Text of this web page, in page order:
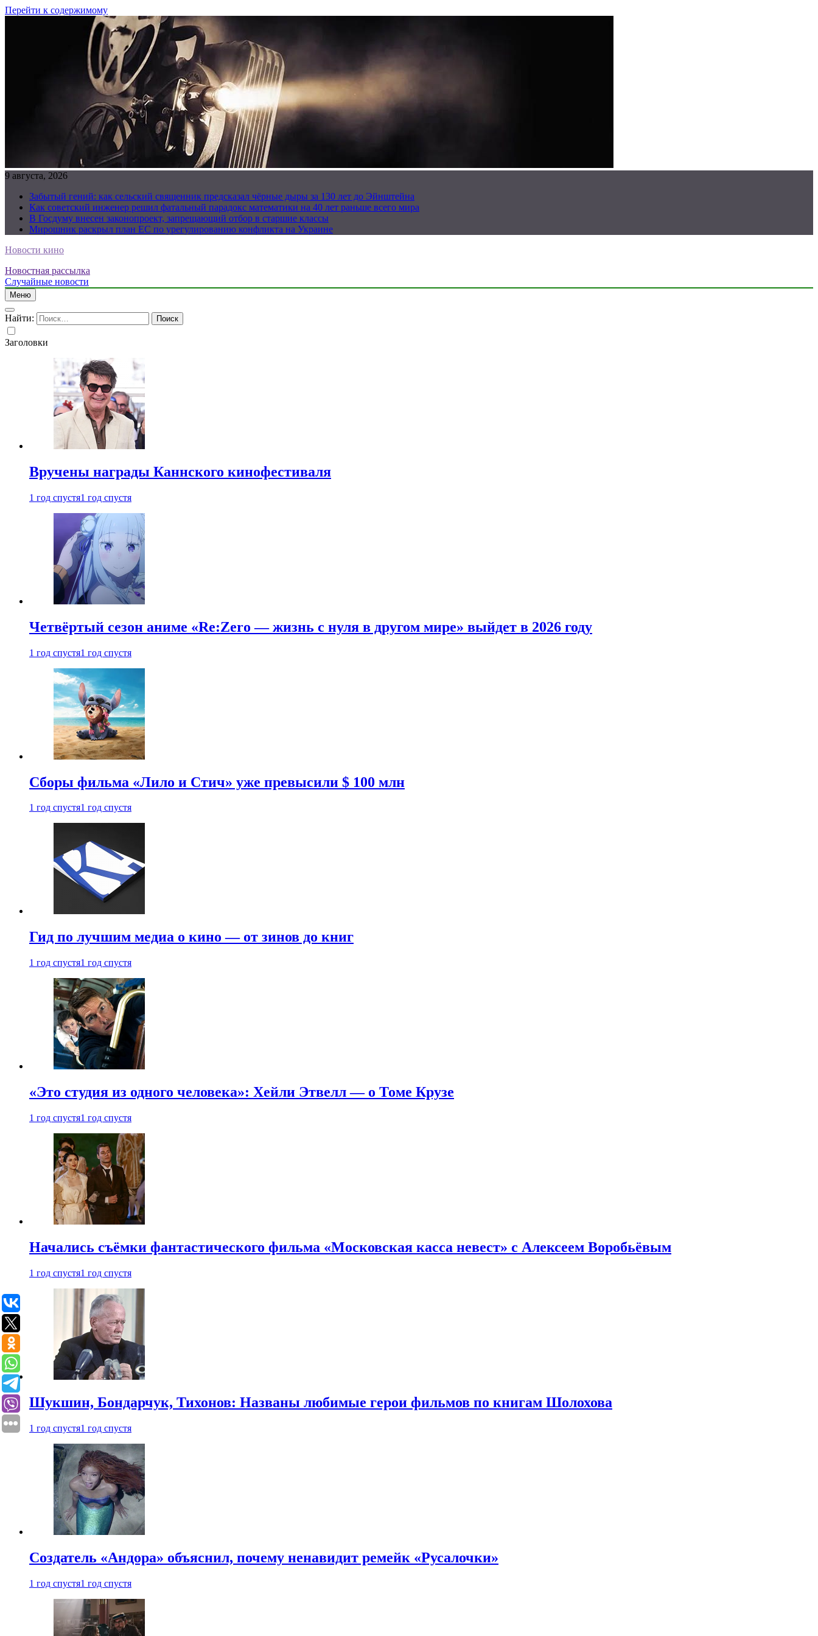
Перейти к содержимому
9 августа, 2026
Забытый гений: как сельский священник предсказал чёрные дыры за 130 лет до Эйнштейна
Как советский инженер решил фатальный парадокс математики на 40 лет раньше всего мира
В Госдуму внесен законопроект, запрещающий отбор в старшие классы
Мирошник раскрыл план ЕС по урегулированию конфликта на Украине
Новости кино
Новостная рассылка
Случайные новости
Меню
Найти:
Заголовки
Вручены награды Каннского кинофестиваля
1 год спустя1 год спустя
Четвёртый сезон аниме «Re:Zero — жизнь с нуля в другом мире» выйдет в 2026 году
1 год спустя1 год спустя
Сборы фильма «Лило и Стич» уже превысили $ 100 млн
1 год спустя1 год спустя
Гид по лучшим медиа о кино — от зинов до книг
1 год спустя1 год спустя
«Это студия из одного человека»: Хейли Этвелл — о Томе Крузе
1 год спустя1 год спустя
Начались съёмки фантастического фильма «Московская касса невест» с Алексеем Воробьёвым
1 год спустя1 год спустя
Шукшин, Бондарчук, Тихонов: Названы любимые герои фильмов по книгам Шолохова
1 год спустя1 год спустя
Создатель «Андора» объяснил, почему ненавидит ремейк «Русалочки»
1 год спустя1 год спустя